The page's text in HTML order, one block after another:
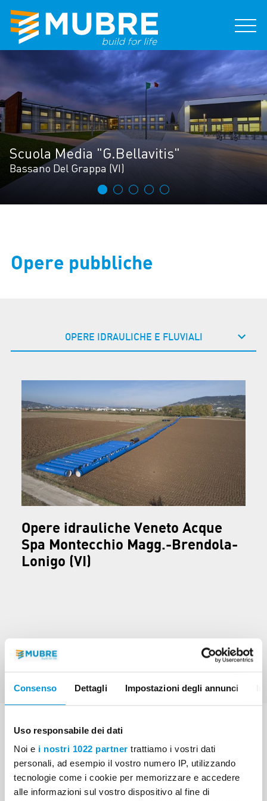
Consenso Dettagli Impostazioni degli annunci
Uso responsabile dei dati
Noi e i nostri 1022 partner trattiamo i vostri dati
personali, ad esempio il vostro numero IP, utilizzando
tecnologie come i cookie per memorizzare e accedere
alle informazioni sul vostro dispositivo al fine di
Scuola Media "G.Bellavitis"
Bassano Del Grappa (VI)
Opere pubbliche
OPERE IDRAULICHE E FLUVIALI
Opere idrauliche Veneto Acque
Spa Montecchio Magg.-Brendola-
Lonigo (VI)
Valori